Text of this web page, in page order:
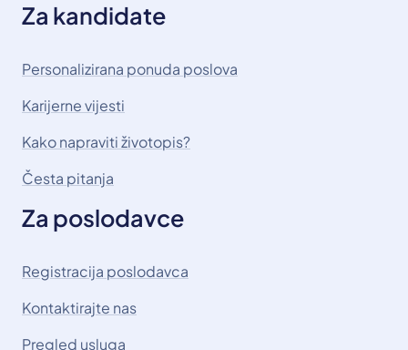
Za kandidate
Personalizirana ponuda poslova
Karijerne vijesti
Kako napraviti životopis?
Česta pitanja
Za poslodavce
Registracija poslodavca
Kontaktirajte nas
Pregled usluga